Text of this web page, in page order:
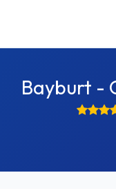
Bayburt -